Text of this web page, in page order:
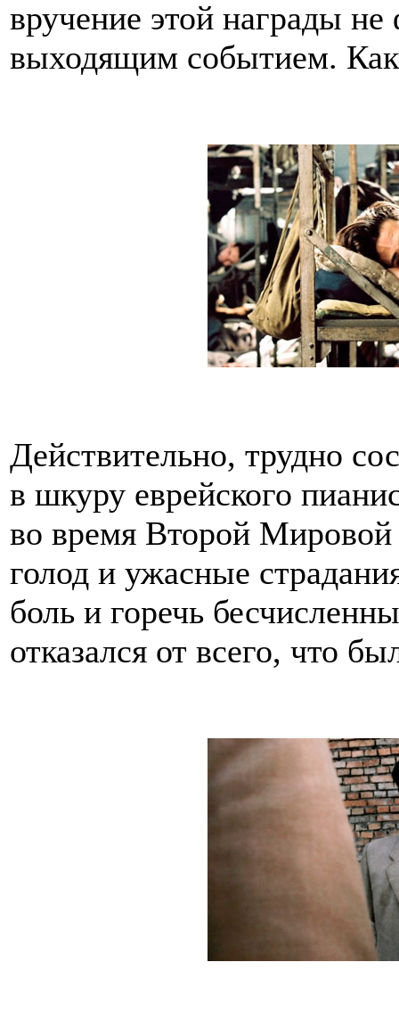
вручение этой награды
выходящим событием. Как
Действительно, трудно
в шкуру еврейского
во время Второй
голод и ужасные
боль и горечь
отказался от всего, что